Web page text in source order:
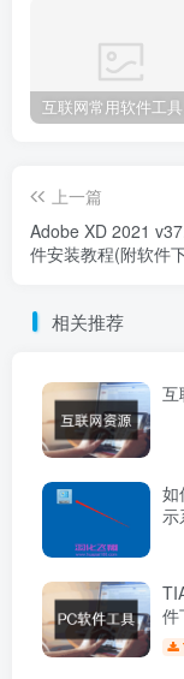
上一篇
Adobe XD 2021
件安装教程(附软件
相关推荐
互
如
示
件